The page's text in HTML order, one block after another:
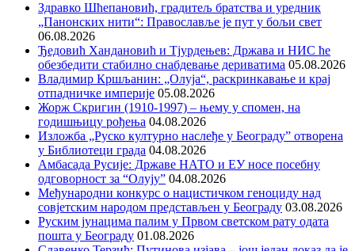
Здравко Шћепановић, градитељ братства и уредник
„Панонских нити“: Православље је пут у бољи свет
06.08.2026
Ђедовић Хандановић и Тјурдењев: Држава и НИС ће
обезбедити стабилно снабдевање дериватима 05.08.2026
Владимир Кршљанин: „Олуја“, раскринкавање и крај
отпадничке империје 05.08.2026
Жорж Скригин (1910-1997) – њему у спомен, на
годишњицу рођења 04.08.2026
Изложба „Руско културно наслеђе у Београду” отворена
у Библиотеци града 04.08.2026
Амбасада Русије: Државе НАТО и ЕУ носе посебну
одговорност за “Олују” 04.08.2026
Међународни конкурс о нацистичком геноциду над
совјетским народом представљен у Београду 03.08.2026
Руским јунацима палим у Првом светском рату одата
пошта у Београду 01.08.2026